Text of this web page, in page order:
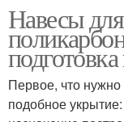
Навесы
Первое, что нужно
подобное